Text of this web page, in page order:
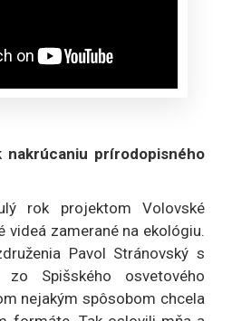
prírodopisného
rok projektom Volovské
videá zamerané na ekológiu.
Pavol Stránovský s
zo Spišského osvetového
nejakým spôsobom chcela